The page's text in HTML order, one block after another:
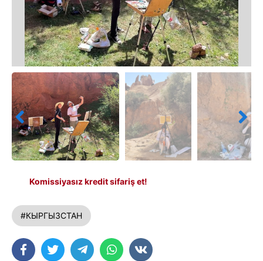
Komissiyasız kredit sifariş et!
#КЫРГЫЗСТАН